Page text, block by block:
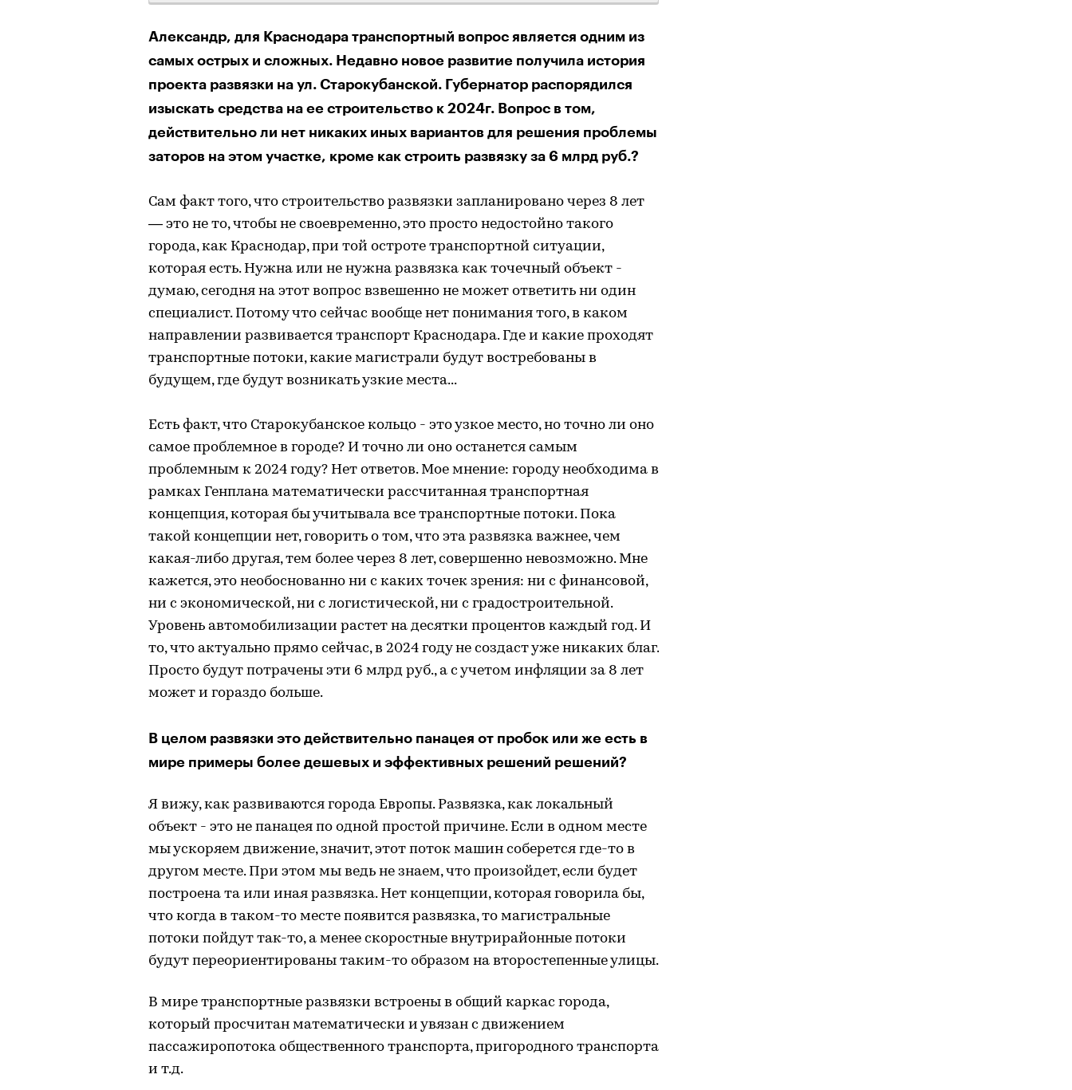
Александр, для Краснодара транспортный вопрос является одним из
самых острых и сложных. Недавно новое развитие получила история
проекта развязки на ул. Старокубанской. Губернатор распорядился
изыскать средства на ее строительство к 2024г. Вопрос в том,
действительно ли нет никаких иных вариантов для решения проблемы
заторов на этом участке, кроме как строить развязку за 6 млрд руб.?
Сам факт того, что строительство развязки запланировано через 8 лет
— это не то, чтобы не своевременно, это просто недостойно такого
города, как Краснодар, при той остроте транспортной ситуации,
которая есть. Нужна или не нужна развязка как точечный объект -
думаю, сегодня на этот вопрос взвешенно не может ответить ни один
специалист. Потому что сейчас вообще нет понимания того, в каком
направлении развивается транспорт Краснодара. Где и какие проходят
транспортные потоки, какие магистрали будут востребованы в
будущем, где будут возникать узкие места...
Есть факт, что Старокубанское кольцо - это узкое место, но точно ли оно
самое проблемное в городе? И точно ли оно останется самым
проблемным к 2024 году? Нет ответов. Мое мнение: городу необходима в
рамках Генплана математически рассчитанная транспортная
концепция, которая бы учитывала все транспортные потоки. Пока
такой концепции нет, говорить о том, что эта развязка важнее, чем
какая-либо другая, тем более через 8 лет, совершенно невозможно. Мне
кажется, это необоснованно ни с каких точек зрения: ни с финансовой,
ни с экономической, ни с логистической, ни с градостроительной.
Уровень автомобилизации растет на десятки процентов каждый год. И
то, что актуально прямо сейчас, в 2024 году не создаст уже никаких благ.
Просто будут потрачены эти 6 млрд руб., а с учетом инфляции за 8 лет
может и гораздо больше.
В целом развязки это действительно панацея от пробок или же есть в
мире примеры более дешевых и эффективных решений решений?
Я вижу, как развиваются города Европы. Развязка, как локальный
объект - это не панацея по одной простой причине. Если в одном месте
мы ускоряем движение, значит, этот поток машин соберется где-то в
другом месте. При этом мы ведь не знаем, что произойдет, если будет
построена та или иная развязка. Нет концепции, которая говорила бы,
что когда в таком-то месте появится развязка, то магистральные
потоки пойдут так-то, а менее скоростные внутрирайонные потоки
будут переориентированы таким-то образом на второстепенные улицы.
В мире транспортные развязки встроены в общий каркас города,
который просчитан математически и увязан с движением
пассажиропотока общественного транспорта, пригородного транспорта
и т.д.